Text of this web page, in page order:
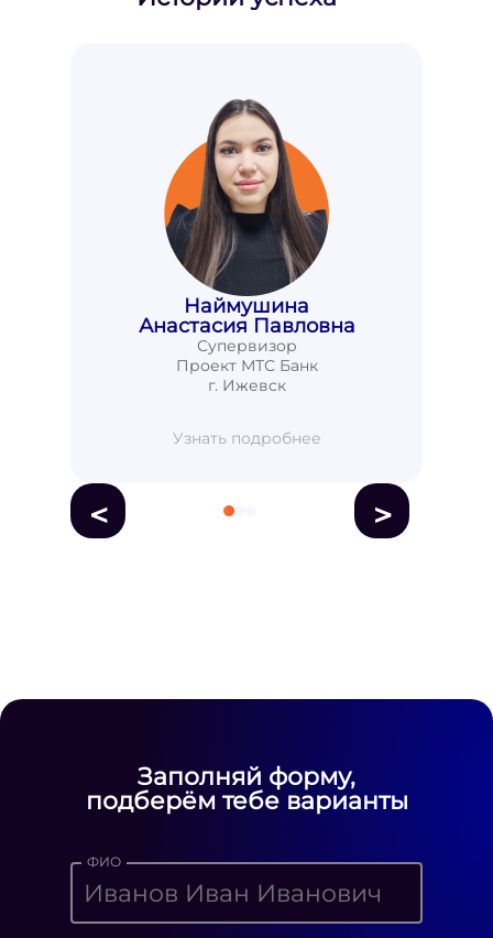
Наймушина
Анастасия Павловна
Супервизор
Проект МТС Банк
г. Ижевск
Узнать подробнее
< >
Заполняй форму,
подберём тебе варианты
ФИО